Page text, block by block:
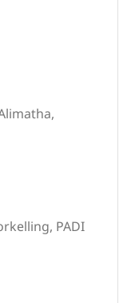
PADI